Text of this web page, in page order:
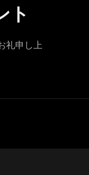
ト
礼申し上